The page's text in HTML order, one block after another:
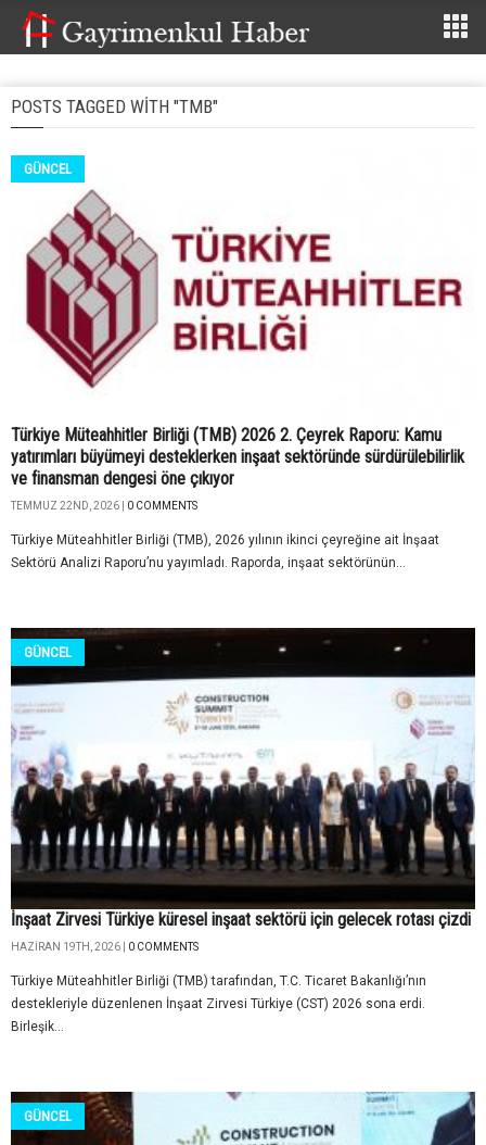
POSTS TAGGED WITH "TMB"
GÜNCEL
Türkiye Müteahhitler Birliği (TMB) 2026 2. Çeyrek Raporu: Kamu
yatırımları büyümeyi desteklerken inşaat sektöründe sürdürülebilirlik
ve finansman dengesi öne çıkıyor
TEMMUZ 22ND, 2026 | 0 COMMENTS
Türkiye Müteahhitler Birliği (TMB), 2026 yılının ikinci çeyreğine ait İnşaat
Sektörü Analizi Raporu’nu yayımladı. Raporda, inşaat sektörünün...
GÜNCEL
İnşaat Zirvesi Türkiye küresel inşaat sektörü için gelecek rotası çizdi
HAZIRAN 19TH, 2026 | 0 COMMENTS
Türkiye Müteahhitler Birliği (TMB) tarafından, T.C. Ticaret Bakanlığı’nın
destekleriyle düzenlenen İnşaat Zirvesi Türkiye (CST) 2026 sona erdi.
Birleşik...
GÜNCEL